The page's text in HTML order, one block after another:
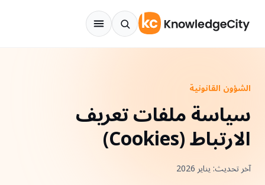
الشؤون القانونية
سياسة ملفات تعريف
الارتباط (Cookies)
آخر تحديث: يناير 2026